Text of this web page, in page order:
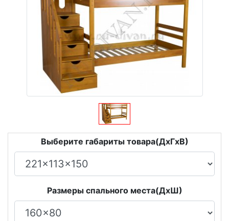
Выберите габариты товара(ДxГxВ)
Размеры спального места(ДxШ)